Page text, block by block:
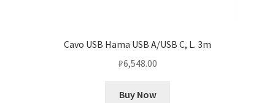
Cavo USB Hama USB A/USB C, L. 3m
₽6,548.00
Buy Now